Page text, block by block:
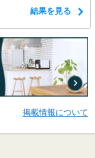
結果を見る
掲載情報について